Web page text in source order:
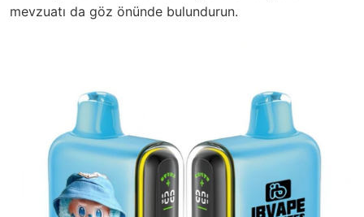
mevzuatı da göz önünde bulundurun.